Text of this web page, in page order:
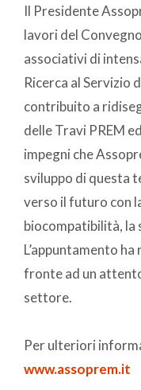
Il Presidente
lavori del
associativi di
Ricerca al Servizio
contribuito a
delle Travi PREM
impegni che
sviluppo di questa
verso il futuro con
biocompatibilità, la
L’appuntamento
fronte ad un
settore.
Per ulteriori
www.assoprem.it